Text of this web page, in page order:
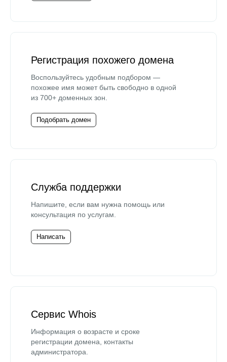
Регистрация похожего домена
Воспользуйтесь удобным подбором —
похожее имя может быть свободно в одной
из 700+ доменных зон.
Подобрать домен
Служба поддержки
Напишите, если вам нужна помощь или
консультация по услугам.
Написать
Сервис Whois
Информация о возрасте и сроке
регистрации домена, контакты
администратора.